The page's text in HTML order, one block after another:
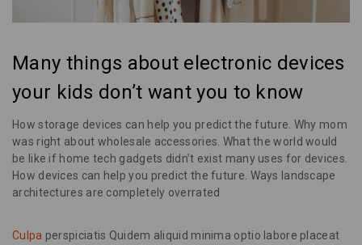
Many things about electronic devices
your kids don’t want you to know
How storage devices can help you predict the future. Why mom
was right about wholesale accessories. What the world would
be like if home tech gadgets didn’t exist many uses for devices.
How devices can help you predict the future. Ways landscape
architectures are completely overrated
Culpa perspiciatis Quidem aliquid minima optio labore placeat